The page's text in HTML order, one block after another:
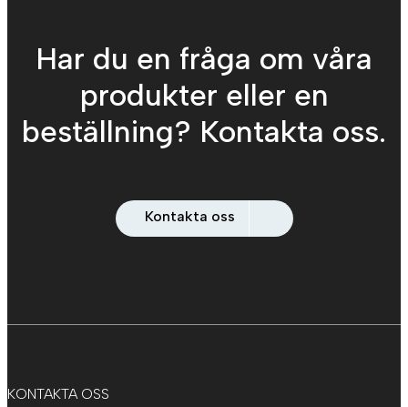
Har du en fråga om våra
produkter eller en
beställning? Kontakta oss.
Kontakta oss
KONTAKTA OSS